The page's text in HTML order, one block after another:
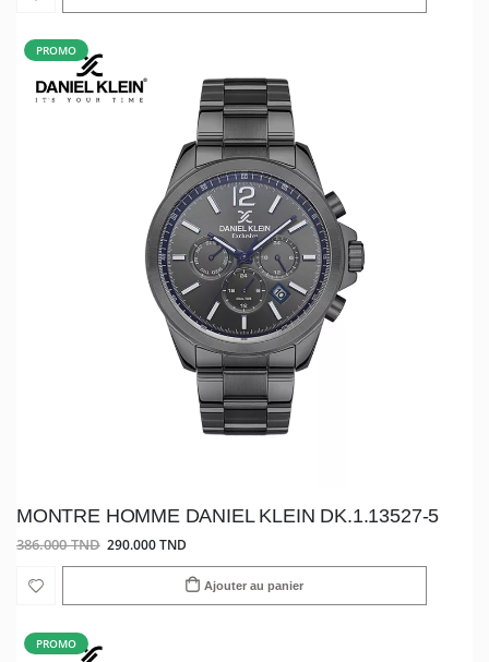
PROMO
MONTRE HOMME DANIEL KLEIN DK.1.13527-5
386.000 TND 290.000 TND
Ajouter au panier
PROMO